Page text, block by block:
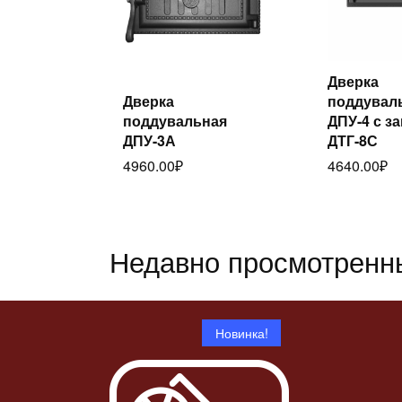
далее
Дверка
поддувальная
ДПУ-3А
4960.00₽
Дверка
ДПУ-4 с
ДТГ-8С
4640.00₽
Недавно
Новинка!